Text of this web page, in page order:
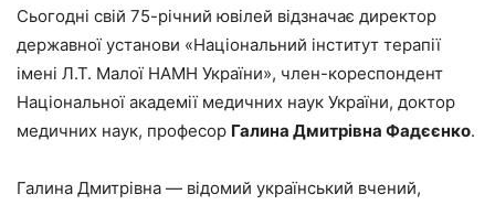
Сьогодні свій 75-річний ювілей відзначає директор
державної установи «Національний інститут терапії
імені Л.Т. Малої НАМН України», член-кореспондент
Національної академії медичних наук України, доктор
медичних наук, професор Галина Дмитрівна Фадєєнко.
Галина Дмитрівна — відомий український вчений,